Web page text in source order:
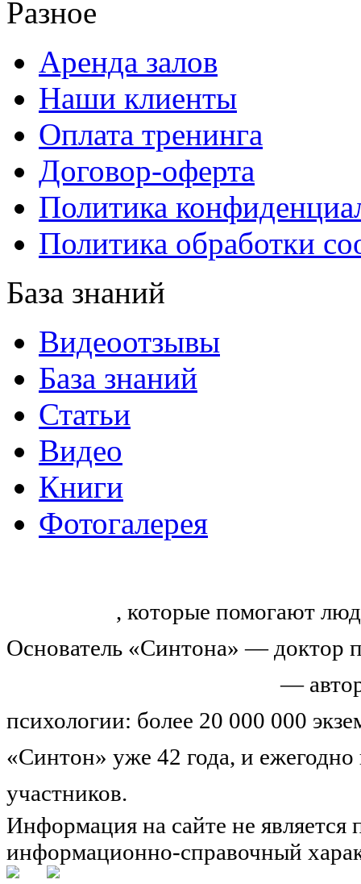
Разное
Аренда залов
Наши клиенты
Оплата тренинга
Договор-оферта
Политика
Политика обработки
База знаний
Видеоотзывы
База знаний
Статьи
Видео
Книги
Фотогалерея
, которые помогают
Основатель «Синтона» — доктор
—
психологии: более 20 000 000
«Синтон» уже 42 года, и
участников.
Информация на сайте не
информационно-справочный